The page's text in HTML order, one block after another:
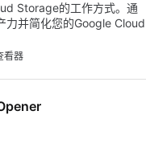
Storage的工作方式。通
力并简化您的Google Cloud
看器